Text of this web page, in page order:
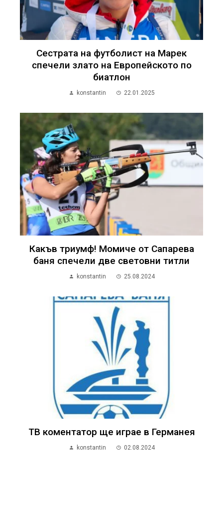
Сестрата на футболист на Марек
спечели злато на Европейското по
биатлон
konstantin 22.01.2025
Какъв триумф! Момиче от Сапарева
баня спечели две световни титли
konstantin 25.08.2024
ТВ коментатор ще играе в Германея
konstantin 02.08.2024